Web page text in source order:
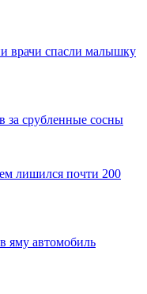
врачи спасли малышку
за срубленные сосны
лишился почти 200
яму автомобиль